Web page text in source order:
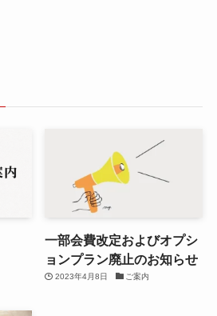
一部会費改定およびオプシ
ョンプラン廃止のお知らせ
2023年4月8日 ご案内